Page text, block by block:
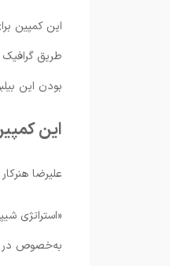
این کمپین
بودن این
این
علیرضا
«استراتژی
به‌خصوص در